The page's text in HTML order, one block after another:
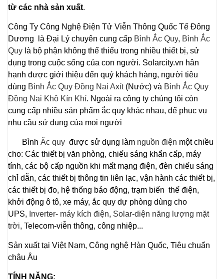
từ các nhà sản xuất.
Công Ty Công Nghệ Điện Tử Viễn Thông Quốc Tế Đông
Dương là Đại Lý chuyên cung cấp Bình Ắc Quy, Bình Ắc
Quy là bộ phận không thể thiếu trong nhiều thiết bị, sử
dụng trong cuộc sống của con người. Solarcity.vn hân
hạnh được giới thiệu đến quý khách hàng, người tiêu
dùng Bình Ắc Quy Đồng Nai Axít (Nước) và Bình Ắc Quy
Đồng Nai Khô Kín Khí. Ngoài ra công ty chúng tôi còn
cung cấp nhiều sản phẩm ắc quy khác nhau, để phục vụ
nhu cầu sử dụng của mọi người
Bình Ắc quy được sử dụng làm nguồn điện một chiều
cho: Các thiết bị văn phòng, chiếu sáng khẩn cấp, máy
tính, các bộ cấp nguồn khi mất mạng điện, đèn chiếu sáng
chỉ dẫn, các thiết bị thông tin liên lạc, vận hành các thiết bị,
các thiết bị đo, hệ thống báo động, trạm biến thế điện,
khởi động ô tô, xe máy, ắc quy dự phòng dùng cho
UPS, Inverter- máy kích điện, Solar-diện năng lượng mặt
trời, Telecom-viễn thông, công nhiệp...
Sản xuất tại Việt Nam, Công nghệ Hàn Quốc, Tiêu chuẩn
châu Âu
TÍNH NĂNG: